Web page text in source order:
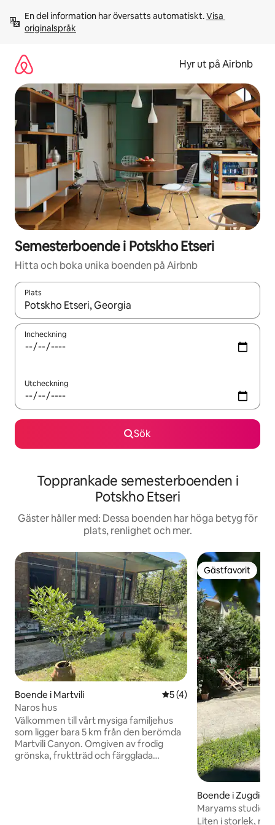
innehåll
En del information har översatts automatiskt. Visa
originalspråk
Hyr ut på Airbnb
Semesterboende i Potskho Etseri
Hitta och boka unika boenden på Airbnb
Plats
När resultaten är tillgängliga kan du navigera med upp- och
Incheckning
Utcheckning
Sök
Topprankade semesterboenden i
Potskho Etseri
Gäster håller med: Dessa boenden har höga betyg för
plats, renlighet och mer.
Boende i Martvili 5 av 5 i genomsnittligt
5 (4)
Naros hus
Välkommen till vårt mysiga familjehus
som ligger bara 5 km från den berömda
Martvili Canyon. Omgiven av frodig
grönska, fruktträd och färgglada
Gästfavorit
Gästfavorit
Boende i Zugdidi
Maryams
Liten i storlek,